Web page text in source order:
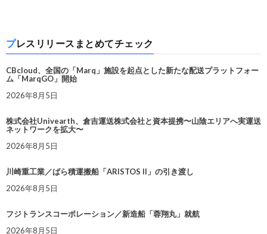
プレスリリースまとめてチェック
CBcloud、全国の「Marq」施設を起点とした新たな配送プラットフォー
ム「MarqGO」開始
2026年8月5日
株式会社Univearth、倉吉運送株式会社と資本提携〜山陰エリアへ実運送
ネットワークを拡大〜
2026年8月5日
川崎重工業／ばら積運搬船「ARISTOS II」の引き渡し
2026年8月5日
フジトランスコーポレーション／新造船「蓉翔丸」就航
2026年8月5日